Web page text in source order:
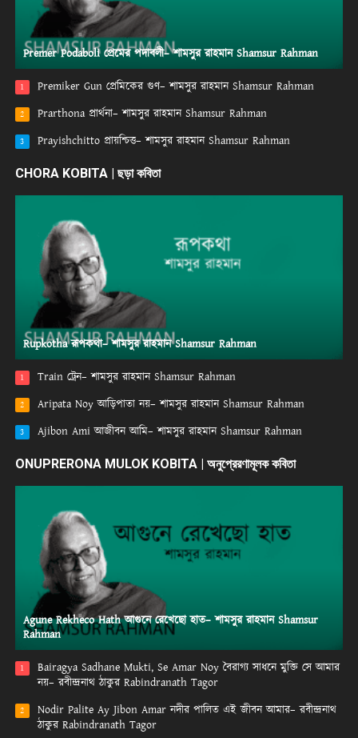
Premer Podaboli প্রেমের পদাবলী– শামসুর রাহমান Shamsur Rahman
1 Premiker Gun প্রেমিকের গুণ– শামসুর রাহমান Shamsur Rahman
2 Prarthona প্রার্থনা– শামসুর রাহমান Shamsur Rahman
3 Prayishchitto প্রায়শ্চিত্ত– শামসুর রাহমান Shamsur Rahman
CHORA KOBITA | ছড়া কবিতা
Rupkotha রূপকথা– শামসুর রাহমান Shamsur Rahman
1 Train ট্রেন– শামসুর রাহমান Shamsur Rahman
2 Aripata Noy আড়িপাতা নয়– শামসুর রাহমান Shamsur Rahman
3 Ajibon Ami আজীবন আমি– শামসুর রাহমান Shamsur Rahman
ONUPRERONA MULOK KOBITA | অনুপ্রেরণামূলক কবিতা
Agune Rekheco Hath আগুনে রেখেছো হাত– শামসুর রাহমান Shamsur
Rahman
1
Bairagya Sadhane Mukti, Se Amar Noy বৈরাগ্য সাধনে মুক্তি সে আমার
নয়– রবীন্দ্রনাথ ঠাকুর Rabindranath Tagor
2
Nodir Palite Ay Jibon Amar নদীর পালিত এই জীবন আমার– রবীন্দ্রনাথ
ঠাকুর Rabindranath Tagor